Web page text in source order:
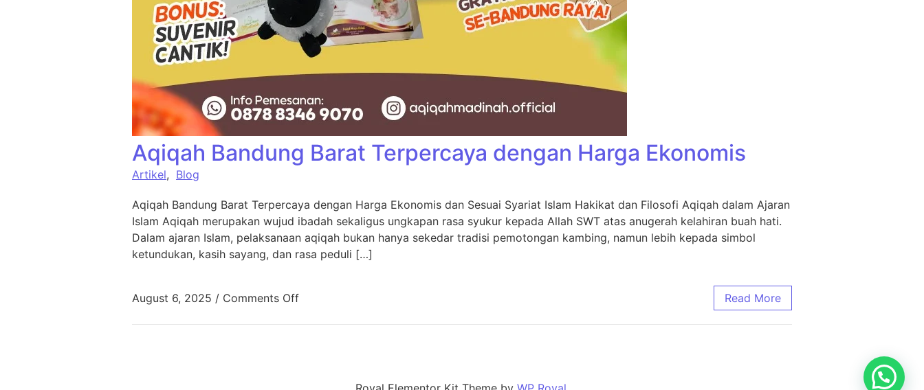
Aqiqah Bandung Barat Terpercaya dengan Harga Ekonomis
Artikel, Blog
Aqiqah Bandung Barat Terpercaya dengan Harga Ekonomis dan Sesuai Syariat Islam Hakikat dan Filosofi Aqiqah dalam Ajaran
Islam Aqiqah merupakan wujud ibadah sekaligus ungkapan rasa syukur kepada Allah SWT atas anugerah kelahiran buah hati.
Dalam ajaran Islam, pelaksanaan aqiqah bukan hanya sekedar tradisi pemotongan kambing, namun lebih kepada simbol
ketundukan, kasih sayang, dan rasa peduli […]
August 6, 2025 / Comments Off Read More